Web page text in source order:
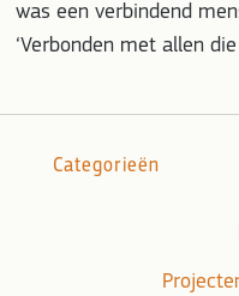
was een verbindend
‘Verbonden met allen
Categorieën